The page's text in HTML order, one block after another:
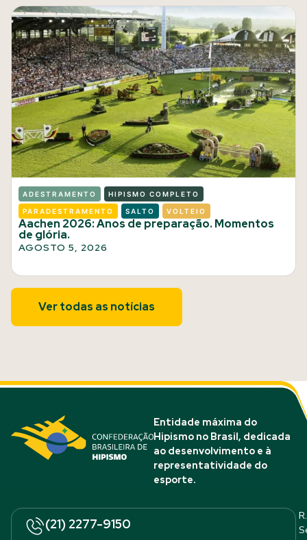
ADESTRAMENTO HIPISMO COMPLETO
PARADESTRAMENTO SALTO VOLTEIO
Aachen 2026: Anos de preparação. Momentos
de glória.
AGOSTO 5, 2026
Ver todas as notícias
Entidade máxima do
Hipismo no Brasil, dedicada
ao desenvolvimento e à
representatividade do
esporte.
(21) 2277-9150
R.